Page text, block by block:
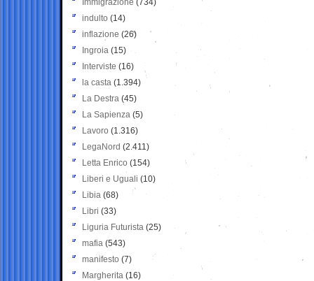
Immigrazione (734)
indulto (14)
inflazione (26)
Ingroia (15)
Interviste (16)
la casta (1.394)
La Destra (45)
La Sapienza (5)
Lavoro (1.316)
LegaNord (2.411)
Letta Enrico (154)
Liberi e Uguali (10)
Libia (68)
Libri (33)
Liguria Futurista (25)
mafia (543)
manifesto (7)
Margherita (16)